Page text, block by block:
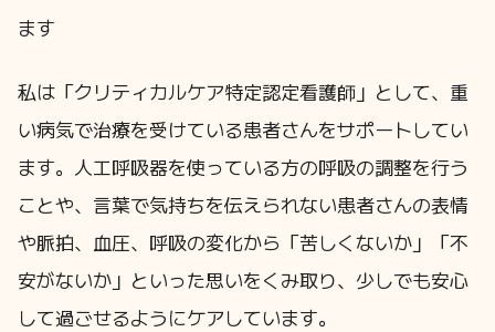
ます
私は「クリティカルケア特定認定看護師」として、重
い病気で治療を受けている患者さんをサポートしてい
ます。人工呼吸器を使っている方の呼吸の調整を行う
ことや、言葉で気持ちを伝えられない患者さんの表情
や脈拍、血圧、呼吸の変化から「苦しくないか」「不
安がないか」といった思いをくみ取り、少しでも安心
して過ごせるようにケアしています。